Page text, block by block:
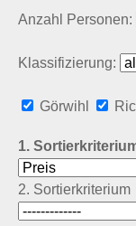
Anzahl Personen:
Klassifizierung:
Görwihl
1.
2. Sortierkriterium